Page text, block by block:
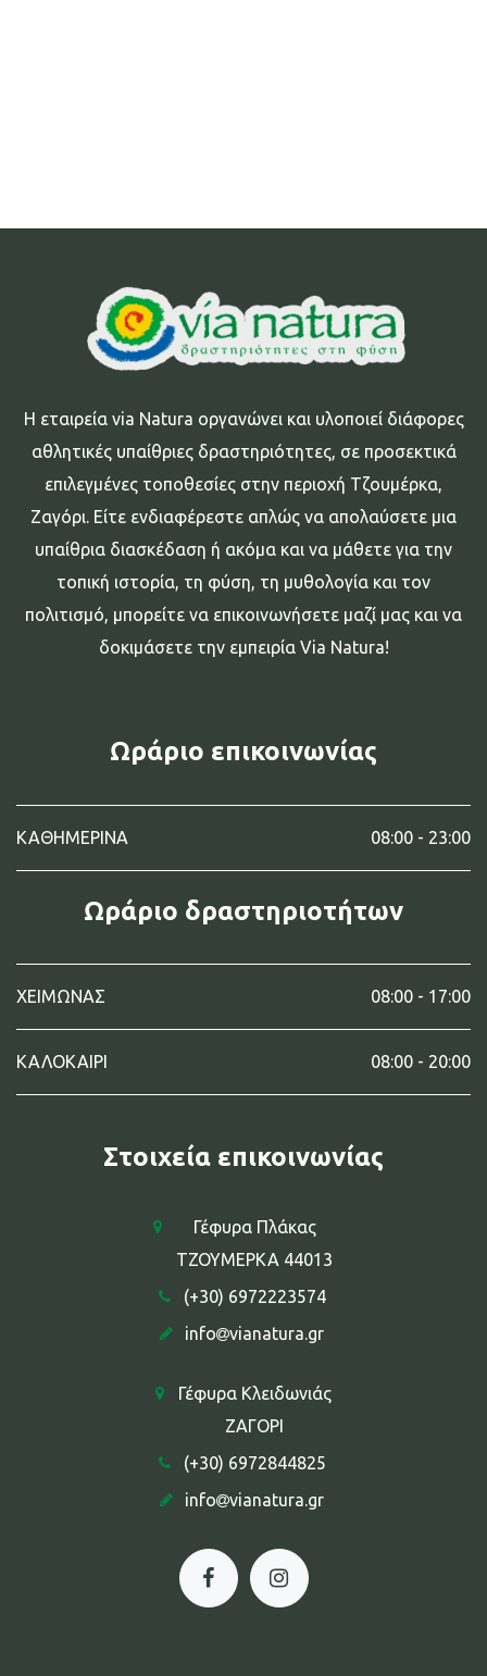
Η εταιρεία via Natura οργανώνει και υλοποιεί διάφορες
αθλητικές υπαίθριες δραστηριότητες, σε προσεκτικά
επιλεγμένες τοποθεσίες στην περιοχή Τζουμέρκα,
Ζαγόρι. Είτε ενδιαφέρεστε απλώς να απολαύσετε μια
υπαίθρια διασκέδαση ή ακόμα και να μάθετε για την
τοπική ιστορία, τη φύση, τη μυθολογία και τον
πολιτισμό, μπορείτε να επικοινωνήσετε μαζί μας και να
δοκιμάσετε την εμπειρία Via Natura!
Ωράριο επικοινωνίας
ΚΑΘΗΜΕΡΙΝΑ 08:00 - 23:00
Ωράριο δραστηριοτήτων
ΧΕΙΜΩΝΑΣ 08:00 - 17:00
ΚΑΛΟΚΑΙΡΙ 08:00 - 20:00
Στοιχεία επικοινωνίας
Γέφυρα Πλάκας
ΤΖΟΥΜΕΡΚΑ 44013
(+30) 6972223574
info
vianatura.gr
Γέφυρα Κλειδωνιάς
ΖΑΓΟΡΙ
(+30) 6972844825
info
vianatura.gr